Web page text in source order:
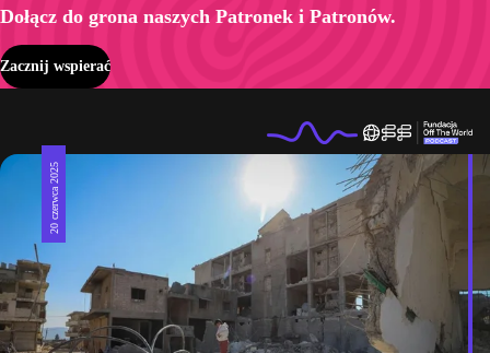
Dołącz do grona naszych Patronek i Patronów.
Zacznij wspierać
20 czerwca 2025